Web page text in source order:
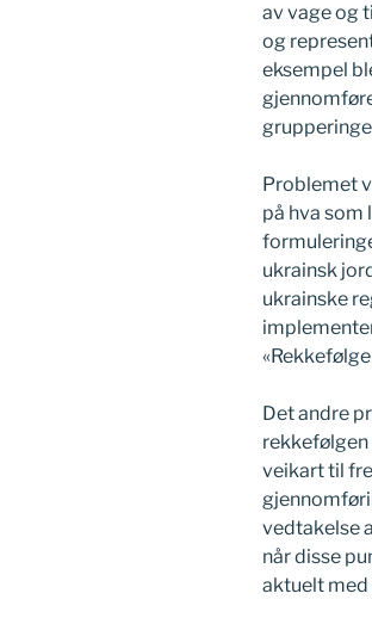
av vage og
og
eksempel
Problemet
på hva som
ukrainsk
ukrainske
Det andre
rekkefølgen
veikart til
vedtakelse
når disse
aktuelt